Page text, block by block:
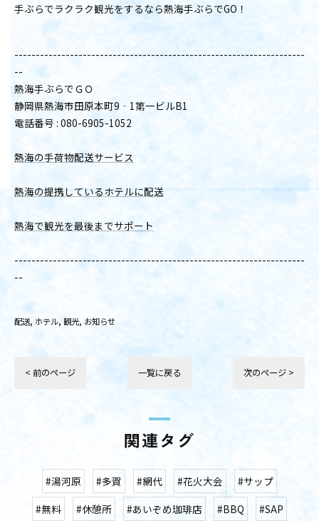
手ぶらでラクラク観光をするなら熱海手ぶらでGO！
--------------------------------------------------------------------
--
熱海手ぶらでＧＯ
静岡県熱海市田原本町9‐1第一ビルB1
電話番号 : 080-6905-1052
熱海の手荷物配送サービス
熱海の提携しているホテルに配送
熱海で観光を最後までサポート
--------------------------------------------------------------------
--
配送 ホテル 観光 お知らせ
< 前のページ 一覧に戻る 次のページ >
関連タグ
#湯河原 #多賀 #網代 #花火大会
#サップ
#無料
#休憩所 #あいぞめ珈琲店 #BBQ #SAP